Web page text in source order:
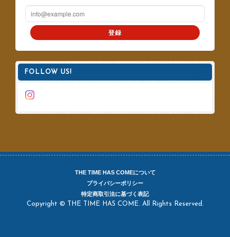
登録
FOLLOW US!
THE TIME HAS COMEについて
プライバシーポリシー
特定商取引法に基づく表記
Copyright © THE TIME HAS COME. All Rights Reserved.